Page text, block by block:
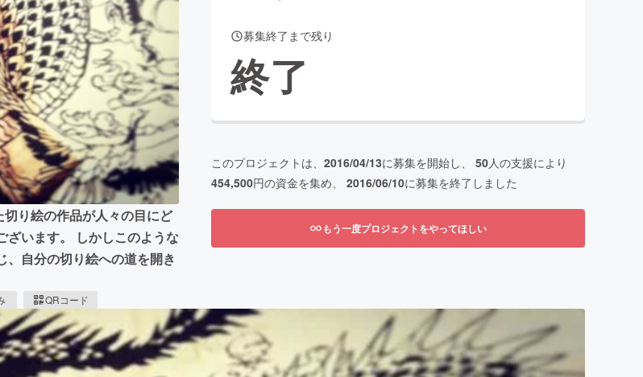
for Social GoodCAMPFIRE Creation
ふるさと納税machi-yaコミュニティ
り絵の作品が人々の目にど
ざいます。 しかしこのような
自分の切り絵への道を開き
QRコード
募集終了まで残り
終了
このプロジェクトは、 2016/04/13に募集を開始し、 50人の支援により
454,500円の資金を集め、 2016/06/10に募集を終了しました
もう一度プロジェクトをやってほしい